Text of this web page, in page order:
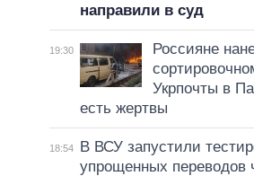
направили в суд
19:30
Россияне
Укрпочты в
есть жертвы
18:54
В ВСУ запустили
упрощенных переводов